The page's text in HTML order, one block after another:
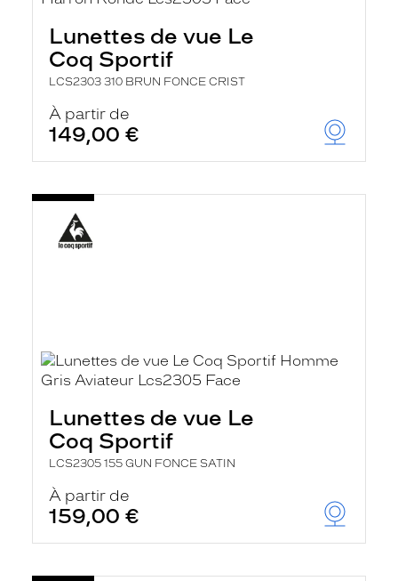
Lunettes de vue Le
Coq Sportif
LCS2303 310 BRUN FONCE CRIST
À partir de
149,00 €
Lunettes de vue Le
Coq Sportif
LCS2305 155 GUN FONCE SATIN
À partir de
159,00 €